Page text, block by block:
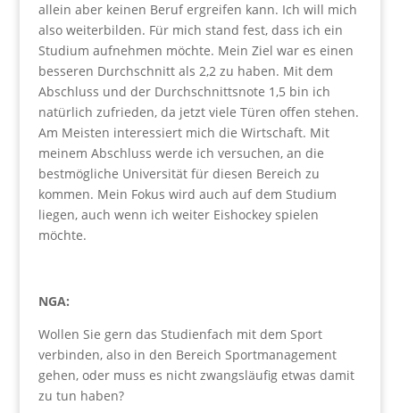
allein aber keinen Beruf ergreifen kann. Ich will mich
also weiterbilden. Für mich stand fest, dass ich ein
Studium aufnehmen möchte. Mein Ziel war es einen
besseren Durchschnitt als 2,2 zu haben. Mit dem
Abschluss und der Durchschnittsnote 1,5 bin ich
natürlich zufrieden, da jetzt viele Türen offen stehen.
Am Meisten interessiert mich die Wirtschaft. Mit
meinem Abschluss werde ich versuchen, an die
bestmögliche Universität für diesen Bereich zu
kommen. Mein Fokus wird auch auf dem Studium
liegen, auch wenn ich weiter Eishockey spielen
möchte.
NGA:
Wollen Sie gern das Studienfach mit dem Sport
verbinden, also in den Bereich Sportmanagement
gehen, oder muss es nicht zwangsläufig etwas damit
zu tun haben?